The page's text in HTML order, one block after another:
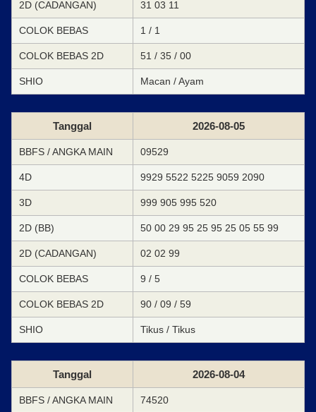
2D (CADANGAN) 31 03 11
COLOK BEBAS 1 / 1
COLOK BEBAS 2D 51 / 35 / 00
SHIO Macan / Ayam
Tanggal 2026-08-05
BBFS / ANGKA MAIN 09529
4D 9929 5522 5225 9059 2090
3D 999 905 995 520
2D (BB) 50 00 29 95 25 95 25 05 55 99
2D (CADANGAN) 02 02 99
COLOK BEBAS 9 / 5
COLOK BEBAS 2D 90 / 09 / 59
SHIO Tikus / Tikus
Tanggal 2026-08-04
BBFS / ANGKA MAIN 74520